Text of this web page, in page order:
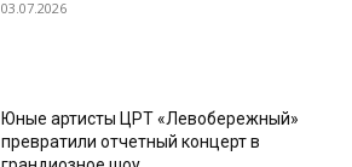
03.07.2026
Юные артисты ЦРТ «Левобережный»
превратили отчетный концерт в